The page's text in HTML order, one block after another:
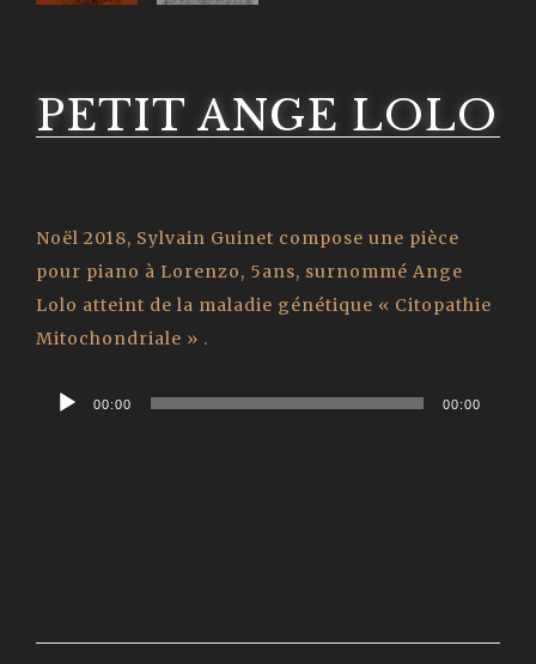
PETIT ANGE LOLO
Noël 2018, Sylvain Guinet compose une pièce
pour piano à Lorenzo, 5ans, surnommé Ange
Lolo atteint de la maladie génétique « Citopathie
Mitochondriale » .
Lecteur00:00 00:00